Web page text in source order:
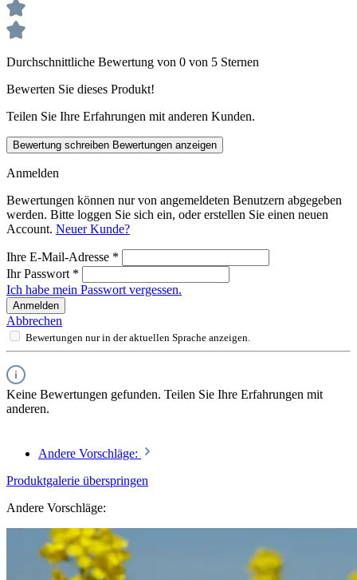
Durchschnittliche Bewertung von 0 von 5 Sternen
Bewerten Sie dieses Produkt!
Teilen Sie Ihre Erfahrungen mit anderen Kunden.
Bewertung schreiben Bewertungen anzeigen
Anmelden
Bewertungen können nur von angemeldeten Benutzern abgegeben
werden. Bitte loggen Sie sich ein, oder erstellen Sie einen neuen
Account. Neuer Kunde?
Ihre E-Mail-Adresse *
Ihr Passwort *
Ich habe mein Passwort vergessen.
Anmelden
Abbrechen
Bewertungen nur in der aktuellen Sprache anzeigen.
Keine Bewertungen gefunden. Teilen Sie Ihre Erfahrungen mit
anderen.
Andere Vorschläge:
Produktgalerie überspringen
Andere Vorschläge: